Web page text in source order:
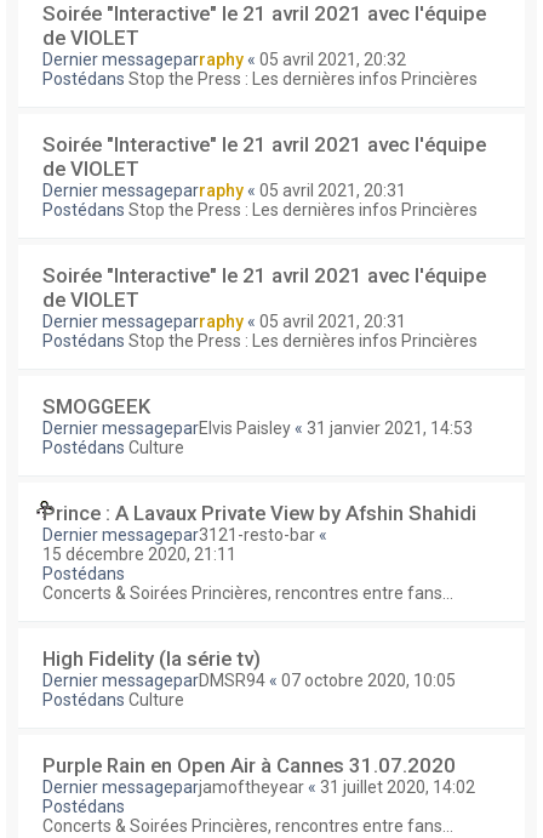
Soirée "Interactive" le 21 avril 2021 avec l'équipe
de VIOLET
Dernier messageparraphy « 05 avril 2021, 20:32
Postédans Stop the Press : Les dernières infos Princières
Soirée "Interactive" le 21 avril 2021 avec l'équipe
de VIOLET
Dernier messageparraphy « 05 avril 2021, 20:31
Postédans Stop the Press : Les dernières infos Princières
Soirée "Interactive" le 21 avril 2021 avec l'équipe
de VIOLET
Dernier messageparraphy « 05 avril 2021, 20:31
Postédans Stop the Press : Les dernières infos Princières
SMOGGEEK
Dernier messageparElvis Paisley « 31 janvier 2021, 14:53
Postédans Culture
Prince : A Lavaux Private View by Afshin Shahidi
Dernier messagepar3121-resto-bar «
15 décembre 2020, 21:11
Postédans
Concerts & Soirées Princières, rencontres entre fans...
High Fidelity (la série tv)
Dernier messageparDMSR94 « 07 octobre 2020, 10:05
Postédans Culture
Purple Rain en Open Air à Cannes 31.07.2020
Dernier messageparjamoftheyear « 31 juillet 2020, 14:02
Postédans
Concerts & Soirées Princières, rencontres entre fans...